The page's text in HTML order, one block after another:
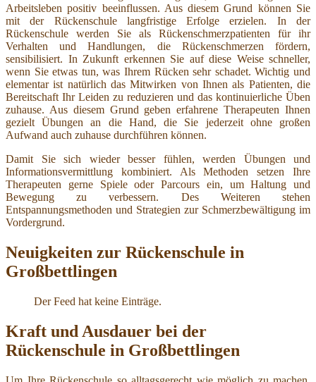
Arbeitsleben positiv beeinflussen. Aus diesem Grund können Sie
mit der Rückenschule langfristige Erfolge erzielen. In der
Rückenschule werden Sie als Rückenschmerzpatienten für ihr
Verhalten und Handlungen, die Rückenschmerzen fördern,
sensibilisiert. In Zukunft erkennen Sie auf diese Weise schneller,
wenn Sie etwas tun, was Ihrem Rücken sehr schadet. Wichtig und
elementar ist natürlich das Mitwirken von Ihnen als Patienten, die
Bereitschaft Ihr Leiden zu reduzieren und das kontinuierliche Üben
zuhause. Aus diesem Grund geben erfahrene Therapeuten Ihnen
gezielt Übungen an die Hand, die Sie jederzeit ohne großen
Aufwand auch zuhause durchführen können.
Damit Sie sich wieder besser fühlen, werden Übungen und
Informationsvermittlung kombiniert. Als Methoden setzen Ihre
Therapeuten gerne Spiele oder Parcours ein, um Haltung und
Bewegung zu verbessern. Des Weiteren stehen
Entspannungsmethoden und Strategien zur Schmerzbewältigung im
Vordergrund.
Neuigkeiten zur Rückenschule in
Großbettlingen
Der Feed hat keine Einträge.
Kraft und Ausdauer bei der
Rückenschule in Großbettlingen